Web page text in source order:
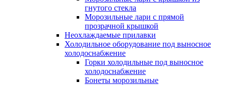
гнутого стекла
Морозильные лари с прямой
прозрачной крышкой
Неохлаждаемые прилавки
Холодильное оборудование под выносное
холодоснабжение
Горки холодильные под выносное
холодоснабжение
Бонеты морозильные